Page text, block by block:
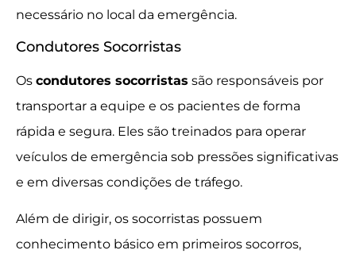
necessário no local da emergência.
Condutores Socorristas
Os condutores socorristas são responsáveis por
transportar a equipe e os pacientes de forma
rápida e segura. Eles são treinados para operar
veículos de emergência sob pressões significativas
e em diversas condições de tráfego.
Além de dirigir, os socorristas possuem
conhecimento básico em primeiros socorros,